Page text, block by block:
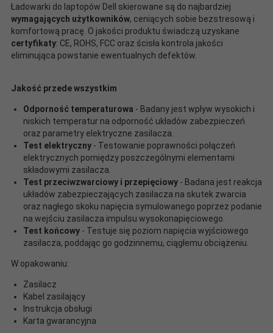
Ładowarki do laptopów Dell skierowane są do najbardziej
wymagających użytkowników, ceniących sobie bezstresową i
komfortową pracę. O jakości produktu świadczą uzyskane
certyfikaty: CE, ROHS, FCC oraz ścisła kontrola jakości
eliminująca powstanie ewentualnych defektów.
Jakość przede wszystkim
Odporność temperaturowa - Badany jest wpływ wysokich i
niskich temperatur na odporność układów zabezpieczeń
oraz parametry elektryczne zasilacza.
Test elektryczny - Testowanie poprawności połączeń
elektrycznych pomiędzy poszczególnymi elementami
składowymi zasilacza.
Test przeciwzwarciowy i przepięciowy - Badana jest reakcja
układów zabezpieczających zasilacza na skutek zwarcia
oraz nagłego skoku napięcia symulowanego poprzez podanie
na wejściu zasilacza impulsu wysokonapięciowego.
Test końcowy - Testuje się poziom napięcia wyjściowego
zasilacza, poddając go godzinnemu, ciągłemu obciążeniu.
W opakowaniu:
Zasilacz
Kabel zasilający
Instrukcja obsługi
Karta gwarancyjna